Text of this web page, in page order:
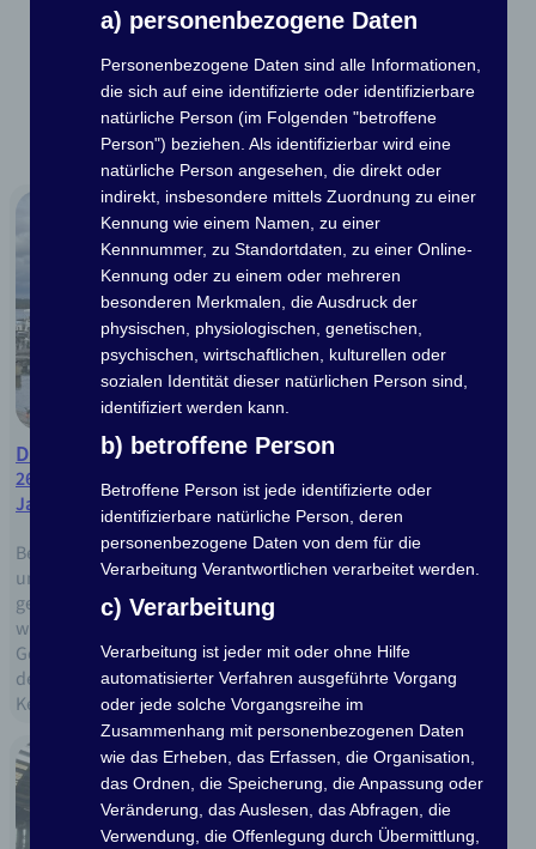
Aktuelles
Alle anzeigen
Die Saison neigt sich dem Ende zu
26. Oktober 2025
Jan Königsberg
Bei schönstem Wetter war wieder ordentlich Bewegung auf
unserem schönen Vereinsgelände. Es wurde geslippt,
gefräst, gefegt, gekocht und gemeinsam gegessen. Alle
waren fleißig und in den Momenten dazwischen gab es
Gespräche bei einer Tasse Kaffee. Die Boote müssen aus
dem Wasser und auf dem Gelände einsortiert werden.
Keine leichte Aufgabe aber mit der Erfahrung…
a) personenbezogene Daten
Personenbezogene Daten sind alle Informationen,
die sich auf eine identifizierte oder identifizierbare
natürliche Person (im Folgenden "betroffene
Person") beziehen. Als identifizierbar wird eine
natürliche Person angesehen, die direkt oder
indirekt, insbesondere mittels Zuordnung zu einer
Kennung wie einem Namen, zu einer
Kennnummer, zu Standortdaten, zu einer Online-
Kennung oder zu einem oder mehreren
besonderen Merkmalen, die Ausdruck der
physischen, physiologischen, genetischen,
psychischen, wirtschaftlichen, kulturellen oder
sozialen Identität dieser natürlichen Person sind,
identifiziert werden kann.
b) betroffene Person
Betroffene Person ist jede identifizierte oder
identifizierbare natürliche Person, deren
personenbezogene Daten von dem für die
Verarbeitung Verantwortlichen verarbeitet werden.
c) Verarbeitung
Verarbeitung ist jeder mit oder ohne Hilfe
automatisierter Verfahren ausgeführte Vorgang
oder jede solche Vorgangsreihe im
Zusammenhang mit personenbezogenen Daten
wie das Erheben, das Erfassen, die Organisation,
das Ordnen, die Speicherung, die Anpassung oder
Veränderung, das Auslesen, das Abfragen, die
Verwendung, die Offenlegung durch Übermittlung,